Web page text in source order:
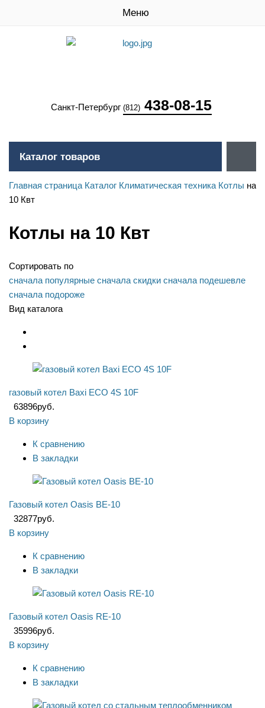
Меню
Санкт-Петербург (812) 438-08-15
Каталог товаров
Главная страница Каталог Климатическая техника Котлы на
10 Квт
Котлы на 10 Квт
Сортировать по
сначала популярные сначала скидки сначала подешевле
сначала подороже
Вид каталога
газовый котел Baxi ECO 4S 10F
63896руб.
В корзину
К сравнению
В закладки
Газовый котел Oasis BE-10
32877руб.
В корзину
К сравнению
В закладки
Газовый котел Oasis RE-10
35996руб.
В корзину
К сравнению
В закладки